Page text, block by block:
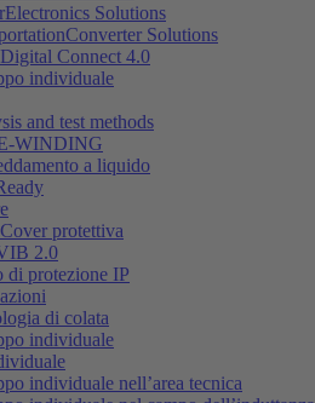
Solutions
Solutions
Connect 4.0
individuale
and test methods
WINDING
a liquido
protettiva
2.0
di protezione IP
di colata
individuale
individuale nell’area tecnica